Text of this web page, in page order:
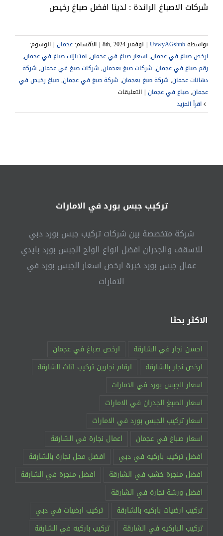
شركات الاصباغ الرائدة : لدينا افضل صباغ رخيص
بواسطةUvwyAGshnb
| نوفمبر 8th, 2024 | الأقسام: عجمان | الوسوم:
ارخص صباغ في عجمان,اسعار صباغ في عجمان,امتيازات صباغ في عجمان,
رقم صباغ في عجمان, شركات صبغ بعجمان, شركات صبغ في عجمان, شركة
دهانات عجمان,
, شركة صبغ في عجمان,صباغ رخيص في
عجمان,صباغ في عجمان | التعليقاتعلى
صبغ
صباغ
تركيب جبس بورد في الامارات
شركة متخصصة بين شركات تركيب جبس بورد دبي
للاسقف والجدران افضل انواع الواح الجبس بورد بايدي
عمال جبس بورد خبرة ارخص اسعار الجبس بورد في
الامارات
الاكثر بحثا
احسن نجار في الشارقة
ارخص صباغ في عجمان
ارخص نجار بالشارقة
ارقام نجارين تركيب اثاث الشارقة
اسعار الجبس بورد في الامارات
اسعار الصبغ الجدران في الامارات
اسعار تركيب الجبس بورد في الامارات
اسعار صباغ في عجمان
اعمال نجارة في الشارقة
افضل تركيب باركيه في دبي
افضل محل نجارة بالشارقة
افضل منجرة خشب في الشارقة
افضل منجرة في الشارقة
افضل ورشة نجارة في الشارقة
تركيب ارضيات باركيه بالشارقة
تركيب ارضيات في دبي
تركيب الباركيه في الشارقة
تركيب باركيه في الشارقة